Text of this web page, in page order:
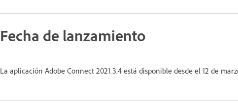
Fecha de lanzamiento
La aplicación Adobe Connect 2021.3.4 está disponible desde el 12 de